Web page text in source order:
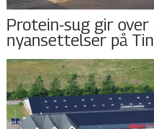
Protein-sug gir
nyansettelser på